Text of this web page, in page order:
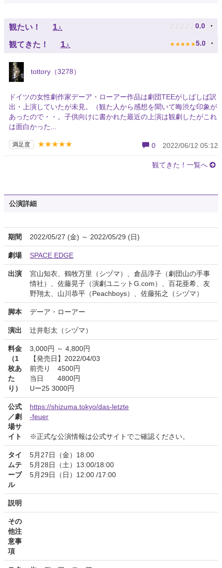
観たい！ 1人 ♪ ♪ ♪ ♪ ♪ 0.0
観てきた！ 1人 ★ ★ ★ ★ ★ 5.0
tottory（3278）
ドイツの女性劇作家デーア・ローアー作品は劇団TEEがしばしば訳
出・上演していたが未見。（観た人から感想を聞いて晦渋な印象が
あったので・・。子供向けに書かれた最近の上演は観劇したがこれ
は面白かった...
満足度 ★★★★★ 0 2022/06/12 05:12
観てきた！一覧へ
公演詳細
期間 2022/05/27 (金) ～ 2022/05/29 (日)
劇場 SPACE EDGE
出演
宮山知衣、鶴牧万里（シヅマ）、倉品淳子（劇団山の手事
情社）、佐藤晃子（演劇ユニットG.com）、百花亜希、友
野翔太、山川恭平（Peachboys）、佐藤拓之（シヅマ）
脚本 デーア・ローアー
演出 辻井彰太（シヅマ）
料金
（1
枚あ
た
り）
3,000円 ～ 4,800円
【発売日】2022/04/03
前売り 4500円
当日 4800円
Uー25 3000円
公式
／劇
場サ
イト
https://shizuma.tokyo/das-letzte
-feuer
※正式な公演情報は公式サイトでご確認ください。
タイ
ムテ
ーブ
ル
5月27日（金）18:00
5月28日（土）13:00/18:00
5月29日（日）12:00 /17:00
説明
その
他注
意事
項